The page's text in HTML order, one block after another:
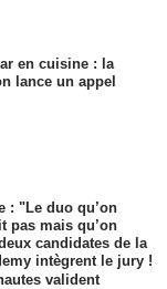
en cuisine : la
lance un appel
: "Le duo qu’on
pas mais qu’on
candidates de la
intègrent le jury !
valident